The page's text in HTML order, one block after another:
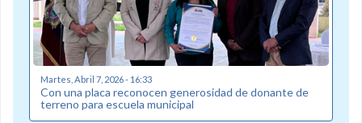
Martes, Abril 7, 2026 - 16:33
Con una placa reconocen generosidad de donante de
terreno para escuela municipal